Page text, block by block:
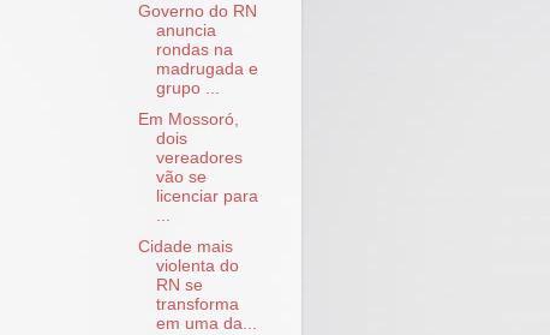
Governo do RN
anuncia
rondas na
madrugada e
grupo ...
Em Mossoró,
dois
vereadores
vão se
licenciar para
...
Cidade mais
violenta do
RN se
transforma
em uma da...